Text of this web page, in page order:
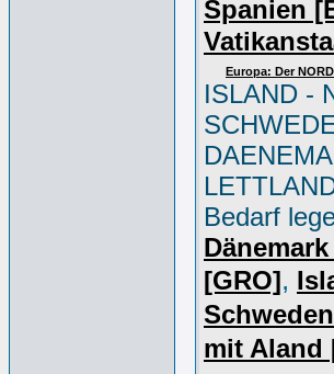
Spanien
Europa: Der
ISLAND -
Bedarf
[GRO],
mit Aland